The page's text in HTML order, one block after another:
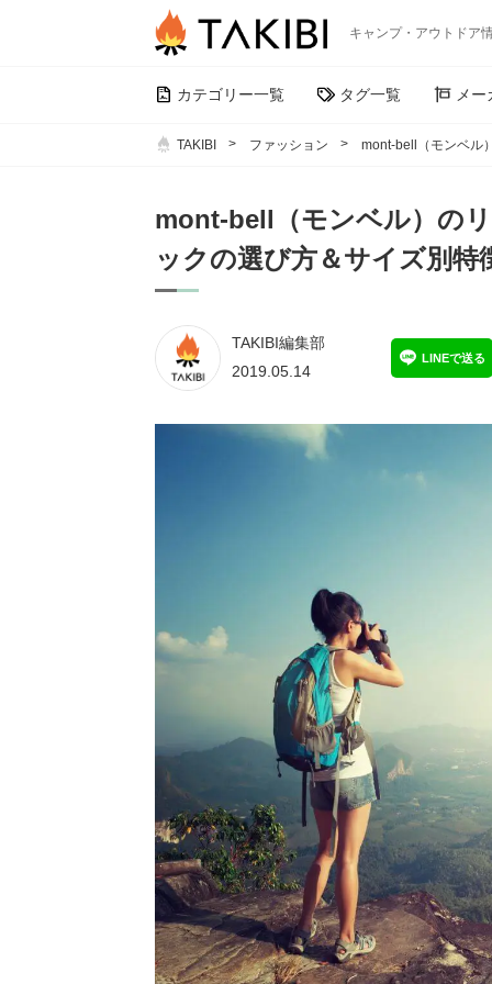
キャンプ・アウトドア
カテゴリー一覧 タグ一覧 メー
TAKIBI ファッション mont-bell（モンベル
mont-bell（モンベル）の
ックの選び方＆サイズ別特
TAKIBI編集部
2019.05.14
LINEで送る